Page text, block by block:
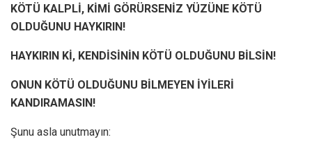
KÖTÜ KALPLİ, KİMİ GÖRÜRSENİZ YÜZÜNE KÖTÜ
OLDUĞUNU HAYKIRIN!
HAYKIRIN Kİ, KENDİSİNİN KÖTÜ OLDUĞUNU BİLSİN!
ONUN KÖTÜ OLDUĞUNU BİLMEYEN İYİLERİ
KANDIRAMASIN!
Şunu asla unutmayın: